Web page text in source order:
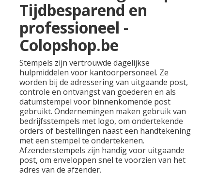
Tijdbesparend en
professioneel -
Colopshop.be
Stempels zijn vertrouwde dagelijkse
hulpmiddelen voor kantoorpersoneel. Ze
worden bij de adressering van uitgaande post,
controle en ontvangst van goederen en als
datumstempel voor binnenkomende post
gebruikt. Ondernemingen maken gebruik van
bedrijfsstempels met logo, om ondertekende
orders of bestellingen naast een handtekening
met een stempel te ondertekenen.
Afzenderstempels zijn handig voor uitgaande
post, om enveloppen snel te voorzien van het
adres van de afzender.